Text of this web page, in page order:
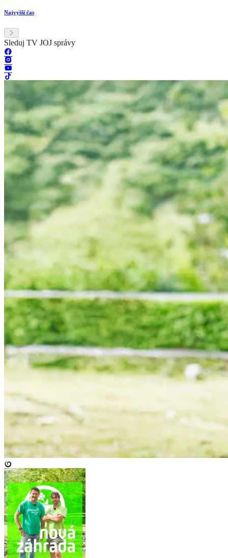
Najvyšší čas
Sleduj TV JOJ správy